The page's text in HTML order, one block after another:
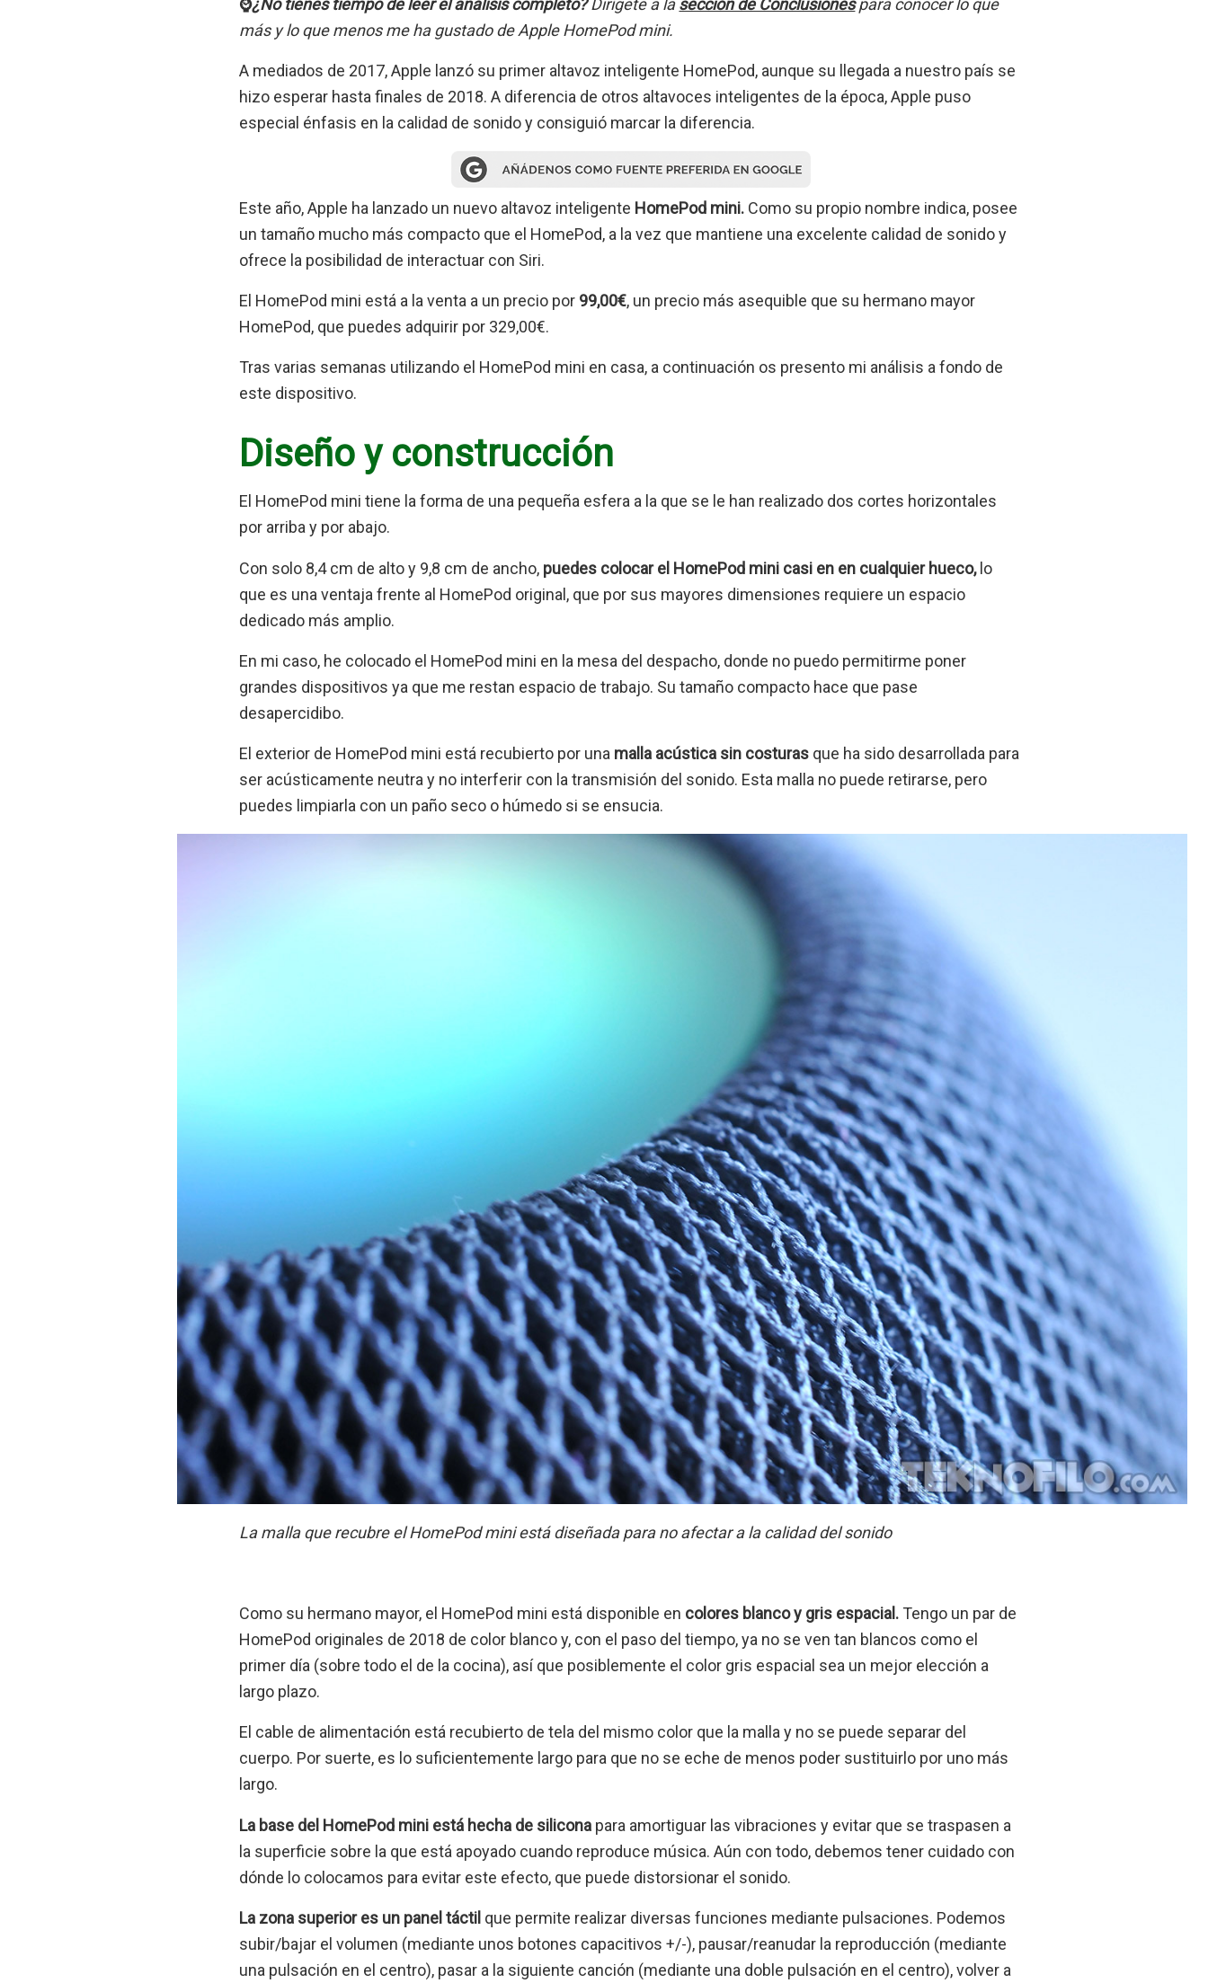
⌚¿No tienes tiempo de leer el análisis completo?Dirígete a lasección de Conclusionespara conocer lo que
más y lo que menos me ha gustado de Apple HomePod mini.
A mediados de 2017, Apple lanzó su primer altavoz inteligente HomePod, aunque su llegada a nuestro país se
hizo esperar hasta finales de 2018. A diferencia de otros altavoces inteligentes de la época, Apple puso
especial énfasis en la calidad de sonido y consiguió marcar la diferencia.
Este año, Apple ha lanzado un nuevo altavoz inteligente HomePod mini. Como su propio nombre indica, posee
un tamaño mucho más compacto que el HomePod, a la vez que mantiene una excelente calidad de sonido y
ofrece la posibilidad de interactuar con Siri.
El HomePod mini está a la venta a un precio por 99,00€, un precio más asequible que su hermano mayor
HomePod, que puedes adquirir por 329,00€.
Tras varias semanas utilizando el HomePod mini en casa, a continuación os presento mi análisis a fondo de
este dispositivo.
Diseño y construcción
El HomePod mini tiene la forma de una pequeña esfera a la que se le han realizado dos cortes horizontales
por arriba y por abajo.
Con solo 8,4 cm de alto y 9,8 cm de ancho, puedes colocar el HomePod mini casi en en cualquier hueco,lo
que es una ventaja frente al HomePod original, que por sus mayores dimensiones requiere un espacio
dedicado más amplio.
En mi caso, he colocado el HomePod mini en la mesa del despacho, donde no puedo permitirme poner
grandes dispositivos ya que me restan espacio de trabajo. Su tamaño compacto hace que pase
desapercidibo.
El exterior de HomePod mini está recubierto por una malla acústica sin costuras que ha sido desarrollada para
ser acústicamente neutra y no interferir con la transmisión del sonido. Esta malla no puede retirarse, pero
puedes limpiarla con un paño seco o húmedo si se ensucia.
La malla que recubre el HomePod mini está diseñada para no afectar a la calidad del sonido
Como su hermano mayor, el HomePod mini está disponible en colores blanco y gris espacial. Tengo un par de
HomePod originales de 2018 de color blanco y, con el paso del tiempo, ya no se ven tan blancos como el
primer día (sobre todo el de la cocina), así que posiblemente el color gris espacial sea un mejor elección a
largo plazo.
El cable de alimentación está recubierto de tela del mismo color que la malla y no se puede separar del
cuerpo. Por suerte, es lo suficientemente largo para que no se eche de menos poder sustituirlo por uno más
largo.
La base del HomePod mini está hecha de silicona para amortiguar las vibraciones y evitar que se traspasen a
la superficie sobre la que está apoyado cuando reproduce música. Aún con todo, debemos tener cuidado con
dónde lo colocamos para evitar este efecto, que puede distorsionar el sonido.
La zona superior es un panel táctil que permite realizar diversas funciones mediante pulsaciones. Podemos
subir/bajar el volumen (mediante unos botones capacitivos +/-), pausar/reanudar la reproducción (mediante
una pulsación en el centro), pasar a la siguiente canción (mediante una doble pulsación en el centro), volver a